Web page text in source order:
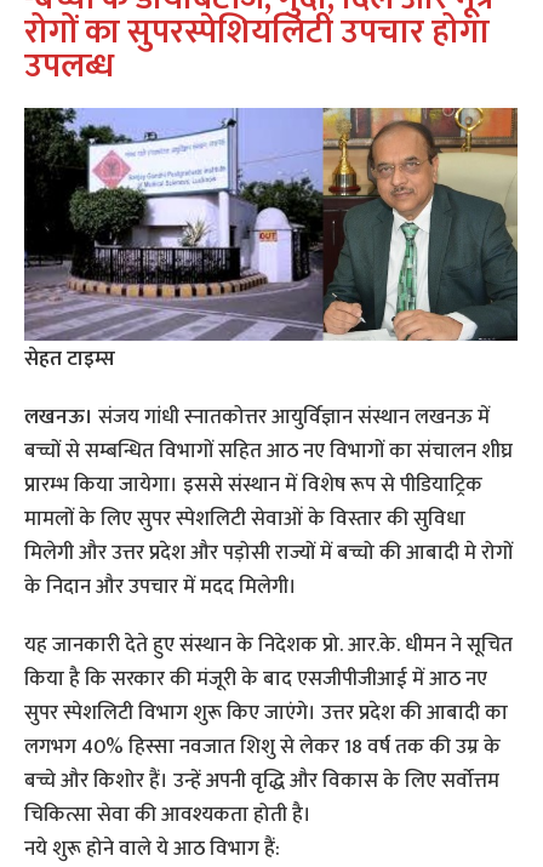
रोगों का सुपरस्पेशियलिटी उपचार होगा
उपलब्ध
सेहत टाइम्स
लखनऊ।संजय गांधी स्नातकोत्तर आयुर्विज्ञान संस्थान लखनऊ में
बच्चों से सम्ब​न्धित विभागों सहित आठ नए विभागों का संचालन शीघ्र
प्रारम्भ किया जायेगा। इससे संस्थान में विशेष रूप से पीडियाट्रिक
मामलों के लिए सुपर स्पेशलिटी सेवाओं के विस्तार की सुविधा
मिलेगी और उत्तर प्रदेश और पड़ोसी राज्यों में बच्चो की आबादी मे रोगों
के निदान और उपचार में मदद मिलेगी।
यह जानकारी देते हुए संस्थान के निदेशक प्रो. आर.के. धीमन ने सूचित
किया है कि सरकार की मंजूरी के बाद एसजीपीजीआई में आठ नए
सुपर स्पेशलिटी विभाग शुरू किए जाएंगे। उत्तर प्रदेश की आबादी का
लगभग 40% हिस्सा नवजात शिशु से लेकर 18 वर्ष तक की उम्र के
बच्चे और किशोर हैं। उन्हें अपनी वृद्धि और विकास के लिए सर्वोत्तम
चिकित्सा सेवा की आवश्यकता होती है।
नये शुरू होने वाले ये आठ विभाग हैं: